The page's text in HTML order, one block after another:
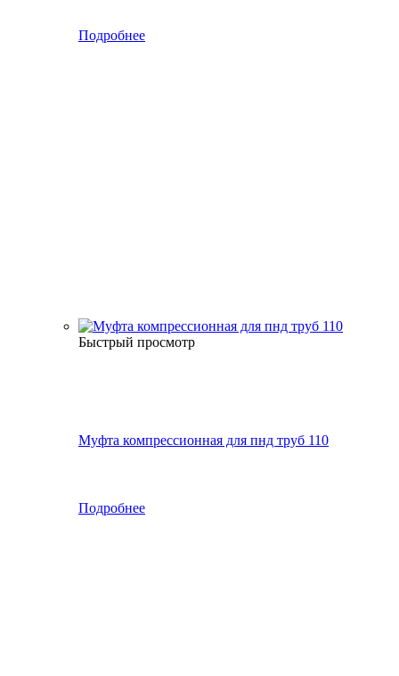
Подробнее
Быстрый просмотр
Муфта компрессионная для пнд труб 110
Подробнее